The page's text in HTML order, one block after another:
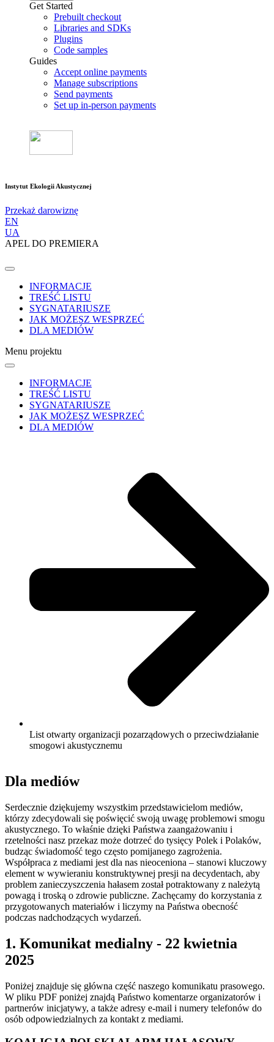
Get Started
Prebuilt checkout
Libraries and SDKs
Plugins
Code samples
Guides
Accept online payments
Manage subscriptions
Send payments
Set up in-person payments
Instytut Ekologii Akustycznej
Przekaż darowiznę
EN
UA
APEL DO PREMIERA
INFORMACJE
TREŚĆ LISTU
SYGNATARIUSZE
JAK MOŻESZ WESPRZEĆ
DLA MEDIÓW
Menu projektu
INFORMACJE
TREŚĆ LISTU
SYGNATARIUSZE
JAK MOŻESZ WESPRZEĆ
DLA MEDIÓW
List otwarty organizacji pozarządowych o przeciwdziałanie
smogowi akustycznemu
Dla mediów
Serdecznie dziękujemy wszystkim przedstawicielom mediów,
którzy zdecydowali się poświęcić swoją uwagę problemowi smogu
akustycznego. To właśnie dzięki Państwa zaangażowaniu i
rzetelności nasz przekaz może dotrzeć do tysięcy Polek i Polaków,
budząc świadomość tego często pomijanego zagrożenia.
Współpraca z mediami jest dla nas nieoceniona – stanowi kluczowy
element w wywieraniu konstruktywnej presji na decydentach, aby
problem zanieczyszczenia hałasem został potraktowany z należytą
powagą i troską o zdrowie publiczne. Zachęcamy do korzystania z
przygotowanych materiałów i liczymy na Państwa obecność
podczas nadchodzących wydarzeń.
1. Komunikat medialny - 22 kwietnia
2025
Poniżej znajduje się główna część naszego komunikatu prasowego.
W pliku PDF poniżej znajdą Państwo komentarze organizatorów i
partnerów inicjatywy, a także adresy e-mail i numery telefonów do
osób odpowiedzialnych za kontakt z mediami.